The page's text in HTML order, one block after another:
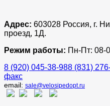
Адрес: 603028 Россия, г.
проезд, 1Д.
Режим работы: Пн-Пт: 08-
8 (920) 045-38-988 (831)
факс
email: sale@velosipedopt.ru